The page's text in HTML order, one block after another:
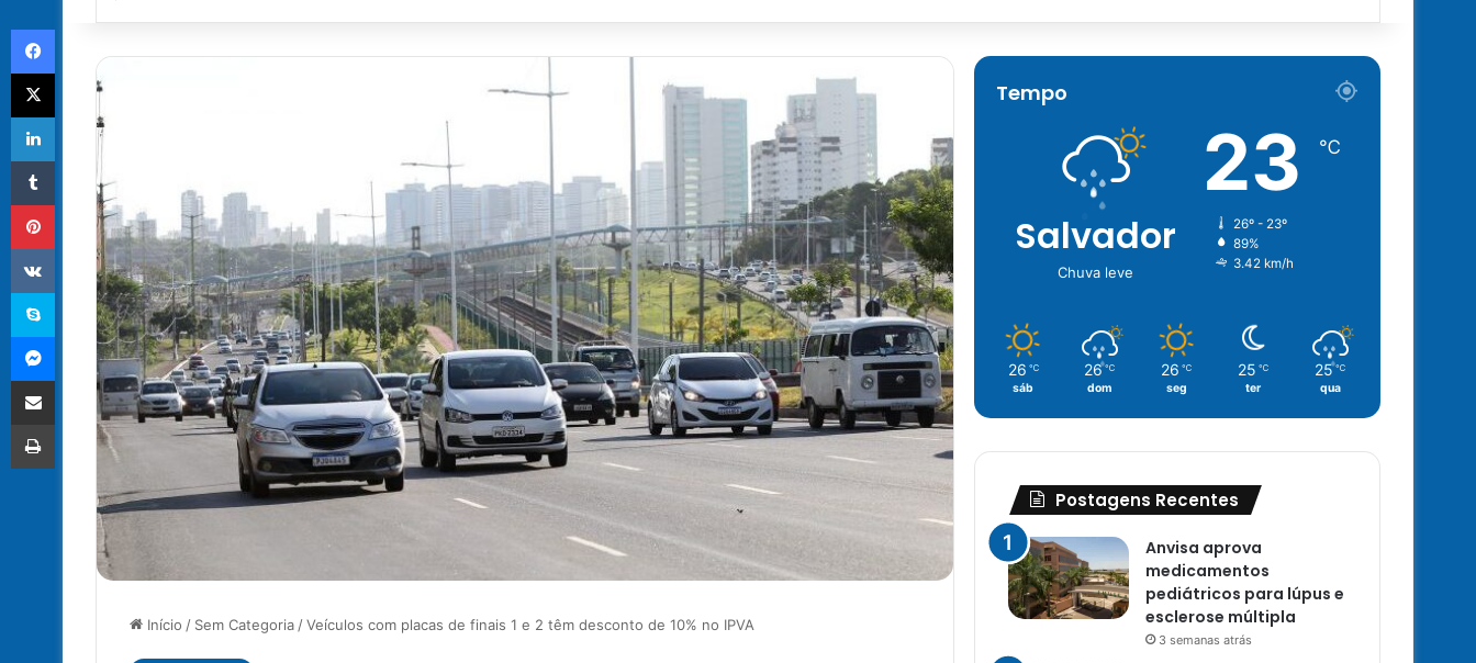
Início / Sem Categoria /Veículos com placas de finais 1 e 2 têm desconto de 10% no IPVA
Tempo
Salvador
Chuva leve
23 ℃
26º - 23º
89%
3.42 km/h
26 ℃
sáb
26 ℃
dom
26 ℃
seg
25 ℃
ter
25 ℃
qua
Postagens Recentes
Anvisa aprova
medicamentos
pediátricos para lúpus e
esclerose múltipla
3 semanas atrás
Facebook
X
Linkedin
Tumblr
Pinterest
VK
Skype
Messenger
Compartilhar via e-mail
Imprimir